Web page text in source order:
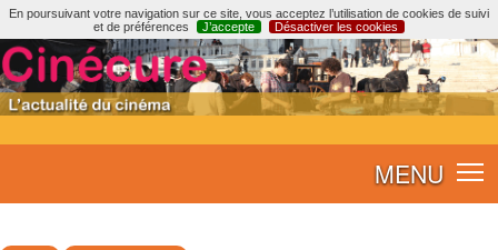
En poursuivant votre navigation sur ce site, vous acceptez l’utilisation de cookies de suivi
et de préférences
J’accepte Désactiver les cookies
MENU